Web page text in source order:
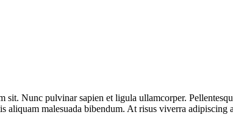
sit. Nunc pulvinar sapien et ligula ullamcorper.
aliquam malesuada bibendum. At risus viverra